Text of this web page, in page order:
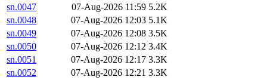
sn.0047
07-Aug-2026 11:59 5.2K
sn.0048
07-Aug-2026 12:03 5.1K
sn.0049
07-Aug-2026 12:08 3.5K
sn.0050
07-Aug-2026 12:12 3.4K
sn.0051
07-Aug-2026 12:17 3.3K
sn.0052
07-Aug-2026 12:21 3.3K